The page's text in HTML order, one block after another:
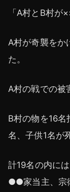
「A村とB村が
A村が奇襲をか
た。
A村の戦での被
B村の物を16
名、子供1名が
計19名の内に
●●家当主、宗